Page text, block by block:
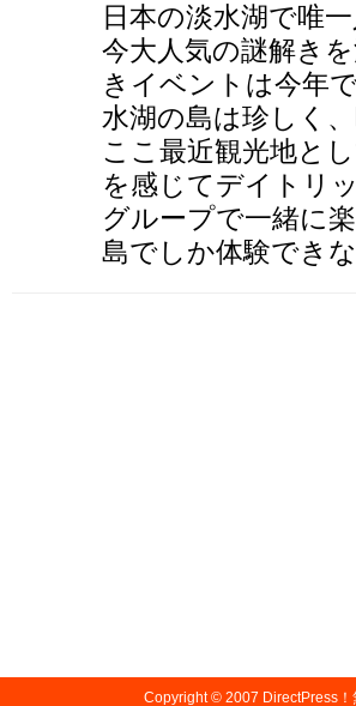
日本の淡水湖で唯
今大人気の謎解き
きイベントは今年
水湖の島は珍しく
ここ最近観光地と
を感じてデイトリ
グループで一緒に
島でしか体験でき
Copyright © 2007 DirectPress